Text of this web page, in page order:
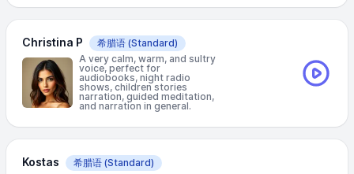
Christina P 希腊语 (Standard)
A very calm, warm, and sultry
voice, perfect for
audiobooks, night radio
shows, children stories
narration, guided meditation,
and narration in general.
Kostas 希腊语 (Standard)